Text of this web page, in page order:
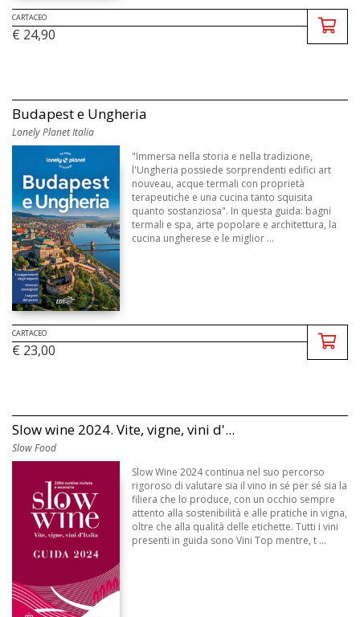
CARTACEO
€ 24,90
Budapest e Ungheria
Lonely Planet Italia
"Immersa nella storia e nella tradizione,
l'Ungheria possiede sorprendenti edifici art
nouveau, acque termali con proprietà
terapeutiche e una cucina tanto squisita
quanto sostanziosa". In questa guida: bagni
termali e spa, arte popolare e architettura, la
cucina ungherese e le miglior ...
CARTACEO
€ 23,00
Slow wine 2024. Vite, vigne, vini d'...
Slow Food
Slow Wine 2024 continua nel suo percorso
rigoroso di valutare sia il vino in sé per sé sia la
filiera che lo produce, con un occhio sempre
attento alla sostenibilità e alle pratiche in vigna,
oltre che alla qualità delle etichette. Tutti i vini
presenti in guida sono Vini Top mentre, t ...